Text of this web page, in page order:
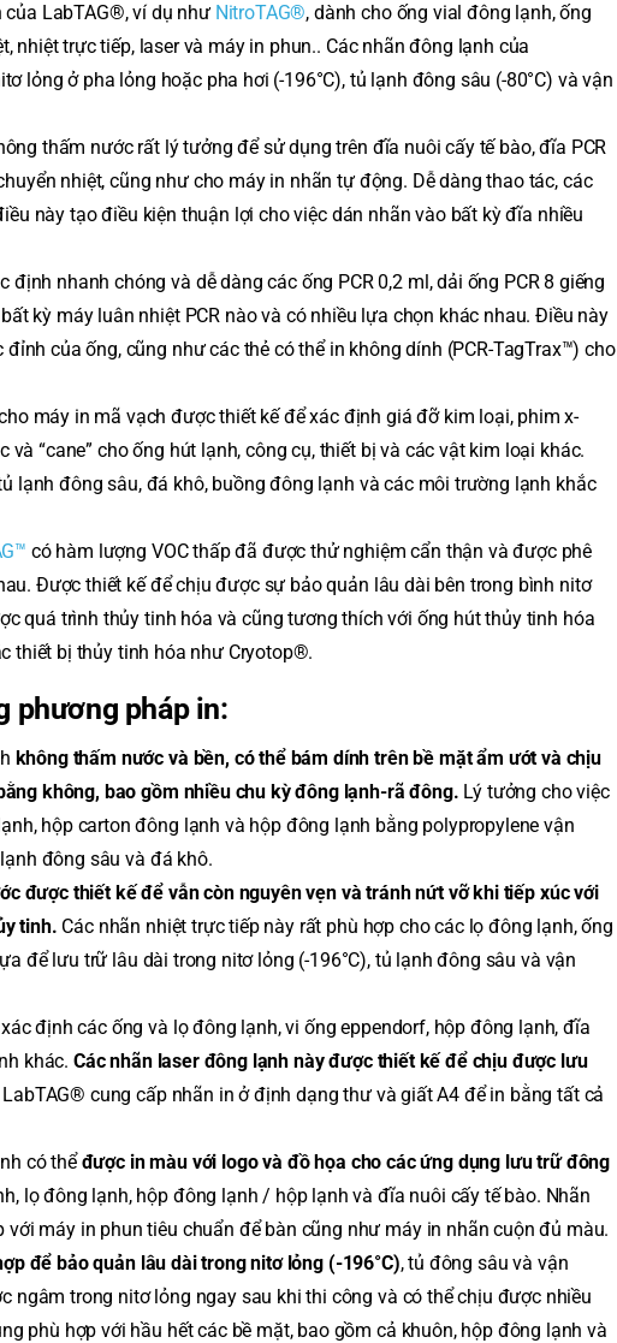
LabTAG®, ví dụ như NitroTAG®, dành cho ống vial đông lạnh, ống
nhiệt trực tiếp, laser và máy in phun.. Các nhãn đông lạnh của
ở pha lỏng hoặc pha hơi (-196°C), tủ lạnh đông sâu (-80°C) và vận
thấm nước rất lý tưởng để sử dụng trên đĩa nuôi cấy tế bào, đĩa PCR
nhiệt, cũng như cho máy in nhãn tự động. Dễ dàng thao tác, các
này tạo điều kiện thuận lợi cho việc dán nhãn vào bất kỳ đĩa nhiều
nhanh chóng và dễ dàng các ống PCR 0,2 ml, dải ống PCR 8 giếng
kỳ máy luân nhiệt PCR nào và có nhiều lựa chọn khác nhau. Điều này
của ống, cũng như các thẻ có thể in không dính (PCR-TagTrax™) cho
máy in mã vạch được thiết kế để xác định giá đỡ kim loại, phim x-
“cane” cho ống hút lạnh, công cụ, thiết bị và các vật kim loại khác.
lạnh đông sâu, đá khô, buồng đông lạnh và các môi trường lạnh khắc
có hàm lượng VOC thấp đã được thử nghiệm cẩn thận và được phê
Được thiết kế để chịu được sự bảo quản lâu dài bên trong bình nitơ
quá trình thủy tinh hóa và cũng tương thích với ống hút thủy tinh hóa
thiết bị thủy tinh hóa như Cryotop®.
phương pháp in:
không thấm nước và bền, có thể bám dính trên bề mặt ẩm ướt và chịu
không, bao gồm nhiều chu kỳ đông lạnh-rã đông. Lý tưởng cho việc
hộp carton đông lạnh và hộp đông lạnh bằng polypropylene vận
đông sâu và đá khô.
được thiết kế để vẫn còn nguyên vẹn và tránh nứt vỡ khi tiếp xúc với
tinh. Các nhãn nhiệt trực tiếp này rất phù hợp cho các lọ đông lạnh, ống
để lưu trữ lâu dài trong nitơ lỏng (-196°C), tủ lạnh đông sâu và vận
định các ống và lọ đông lạnh, vi ống eppendorf, hộp đông lạnh, đĩa
khác. Các nhãn laser đông lạnh này được thiết kế để chịu được lưu
LabTAG® cung cấp nhãn in ở định dạng thư và giất A4 để in bằng tất cả
có thểđược in màu với logo và đồ họa cho các ứng dụng lưu trữ đông
lọ đông lạnh, hộp đông lạnh / hộp lạnh và đĩa nuôi cấy tế bào. Nhãn
máy in phun tiêu chuẩn để bàn cũng như máy in nhãn cuộn đủ màu.
để bảo quản lâu dài trong nitơ lỏng (-196°C), tủ đông sâu và vận
ngâm trong nitơ lỏng ngay sau khi thi công và có thể chịu được nhiều
phù hợp với hầu hết các bề mặt, bao gồm cả khuôn, hộp đông lạnh và